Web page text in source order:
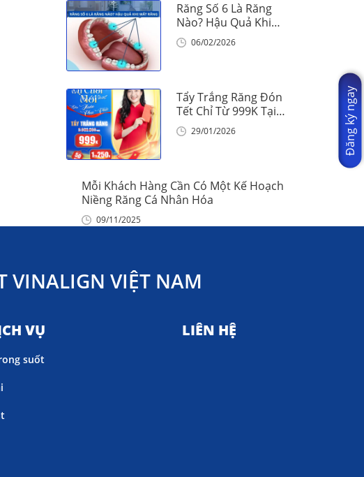
Răng Số 6 Là Răng
Nào? Hậu Quả Khi
Mất Răng Số 6
06/02/2026
Tẩy Trắng Răng Đón
Tết Chỉ Từ 999K Tại
Nha Khoa Vinalign
29/01/2026
Mỗi Khách Hàng Cần Có Một Kế Hoạch
Niềng Răng Cá Nhân Hóa
09/11/2025
VINALIGN VIỆT NAM
VỤ
suốt
LIÊN HỆ
Đăng ký ngay